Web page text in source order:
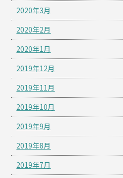
2020年3月
2020年2月
2020年1月
2019年12月
2019年11月
2019年10月
2019年9月
2019年8月
2019年7月